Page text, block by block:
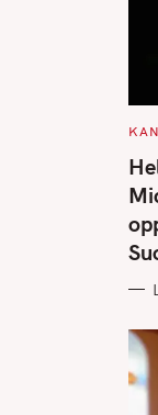
C
T
E
G
O
I
E
S